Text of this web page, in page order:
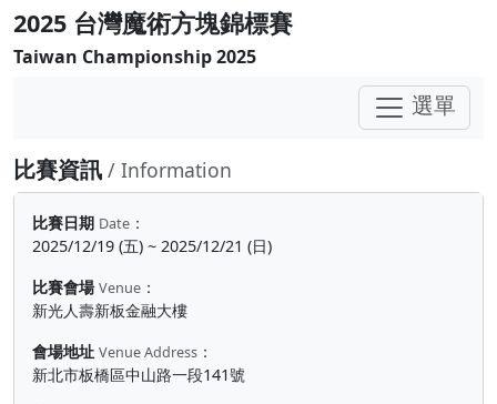
2025 台灣魔術方塊錦標賽
Taiwan Championship 2025
選單
比賽資訊 / Information
比賽日期 Date ：
2025/12/19 (五) ~ 2025/12/21 (日)
比賽會場 Venue ：
新光人壽新板金融大樓
會場地址 Venue Address ：
新北市板橋區中山路一段141號